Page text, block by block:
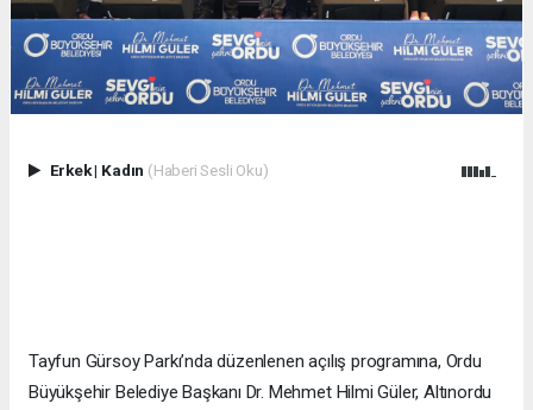
Erkek| Kadın (Haberi Sesli Oku)
Tayfun Gürsoy Parkı’nda düzenlenen açılış programına, Ordu
Büyükşehir Belediye Başkanı Dr. Mehmet Hilmi Güler, Altınordu